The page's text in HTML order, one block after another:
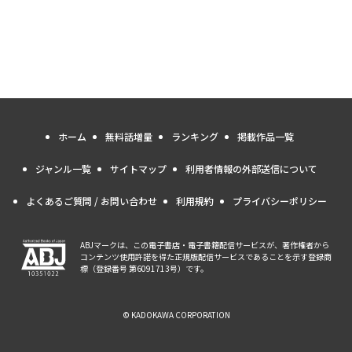
ホーム 無料話増量 ランキング 掲載作品一覧
ジャンル一覧 サイトマップ 利用者情報の外部送信について
よくあるご質問 / お問い合わせ 利用規約 プライバシーポリシー
ABJマークは、この電子書店・電子書籍配信サービスが、著作権者から
コンテンツ使用許諾を得た正規版配信サービスであることを示す登録商
標（登録番号 第6091713号）です。
© KADOKAWA CORPORATION